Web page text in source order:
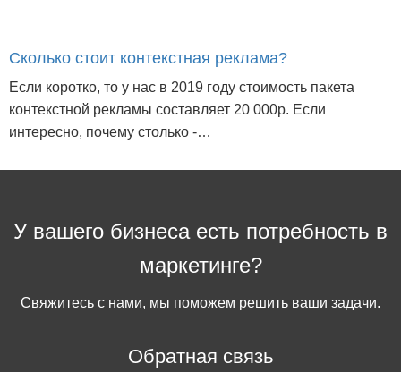
Сколько стоит контекстная реклама?
Если коротко, то у нас в 2019 году стоимость пакета
контекстной рекламы составляет 20 000р. Если
интересно, почему столько -…
У вашего бизнеса есть потребность в
маркетинге?
Свяжитесь с нами, мы поможем решить ваши задачи.
Обратная связь